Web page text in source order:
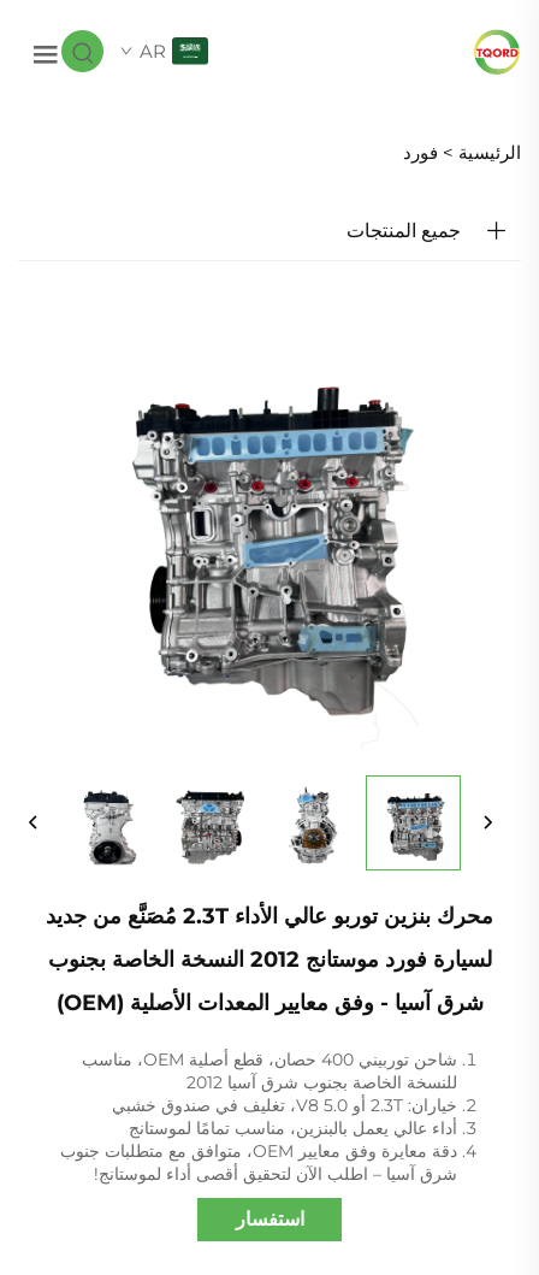
AR
الرئيسية > فورد
جميع المنتجات
محرك بنزين توربو عالي الأداء 2.3T مُصَنَّع من جديد
لسيارة فورد موستانج 2012 النسخة الخاصة بجنوب
شرق آسيا - وفق معايير المعدات الأصلية (OEM)
شاحن توربيني 400 حصان، قطع أصلية OEM، مناسب
للنسخة الخاصة بجنوب شرق آسيا 2012
خياران: 2.3T أو 5.0 V8، تغليف في صندوق خشبي
أداء عالي يعمل بالبنزين، مناسب تمامًا لموستانج
دقة معايرة وفق معايير OEM، متوافق مع متطلبات جنوب
شرق آسيا – اطلب الآن لتحقيق أقصى أداء لموستانج!
استفسار